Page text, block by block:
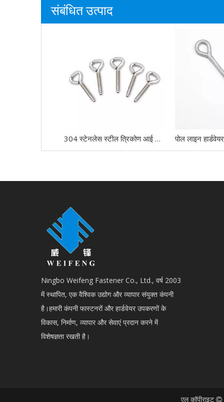
संबंधित उत्पाद
304 स्टेनलेस स्टील त्रिकोण आई बोल्ट
Ningbo Weifeng Fastener Co., Ltd., वर्ष 2003
में स्थापित, एक वैश्विक उद्योग और व्यापार संयुक्त कंपनी
है।हमारी कंपनी फास्टनरों और हार्डवेयर उपकरणों के
विकास, निर्माण, व्यापार और सेवाएं प्रदान करने में
विशेषज्ञता रखती है।
एल कॉपीराइट 